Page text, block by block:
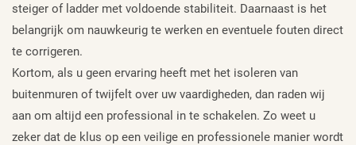
steiger of ladder met voldoende stabiliteit. Daarnaast is het
belangrijk om nauwkeurig te werken en eventuele fouten direct
te corrigeren.
Kortom, als u geen ervaring heeft met het isoleren van
buitenmuren of twijfelt over uw vaardigheden, dan raden wij
aan om altijd een professional in te schakelen. Zo weet u
zeker dat de klus op een veilige en professionele manier wordt